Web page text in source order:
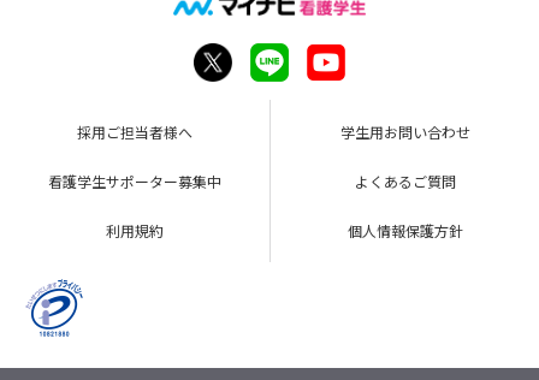
採用ご担当者様へ 学生用お問い合わせ
看護学生サポーター募集中 よくあるご質問
利用規約 個人情報保護方針